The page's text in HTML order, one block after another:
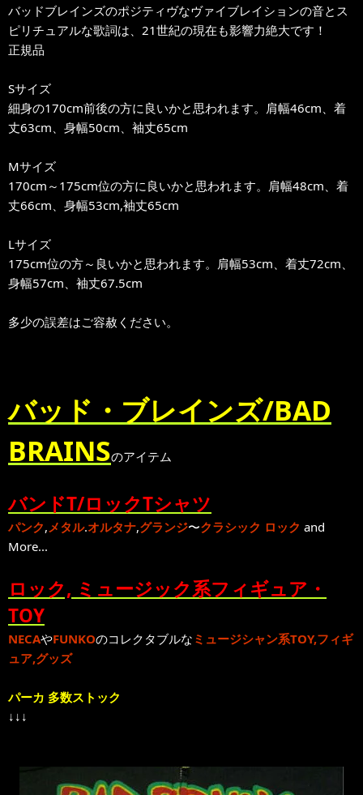
バッドブレインズのポジティヴなヴァイブレイションの音とス
ピリチュアルな歌詞は、21世紀の現在も影響力絶大です！
正規品
Sサイズ
細身の170cm前後の方に良いかと思われます。肩幅46cm、着
丈63cm、身幅50cm、袖丈65cm
Mサイズ
170cm～175cm位の方に良いかと思われます。肩幅48cm、着
丈66cm、身幅53cm,袖丈65cm
Lサイズ
175cm位の方～良いかと思われます。肩幅53cm、着丈72cm、
身幅57cm、袖丈67.5cm
多少の誤差はご容赦ください。
バッド・ブレインズ/BAD
BRAINSのアイテム
バンドT/ロックTシャツ
パンク,メタル.オルタナ,グランジ〜クラシック ロック and
More...
ロック, ミュージック系フィギュア・
TOY
NECAやFUNKOのコレクタブルな ミュージシャン系TOY,フィギ
ュア,グッズ
パーカ 多数ストック
↓↓↓